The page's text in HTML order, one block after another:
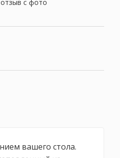
с фото
вашего стола.